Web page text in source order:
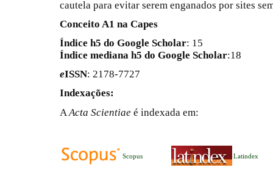
cautela para evitar serem enganados por sites
Conceito A1 na Capes
Índice h5 do Google Scholar: 15
Índice mediana h5 do Google Scholar:18
eISSN: 2178-7727
Indexações:
A Acta Scientiae é indexada em:
Scopus Latindex